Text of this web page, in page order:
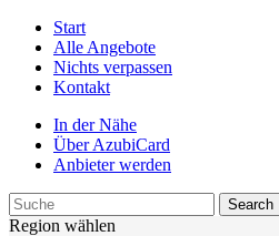
Start
Alle Angebote
Nichts verpassen
Kontakt
In der Nähe
Über AzubiCard
Anbieter werden
Region wählen